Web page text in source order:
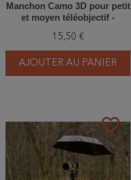
Manchon Camo 3D pour petit
et moyen téléobjectif -
15,50 €
AJOUTER AU PANIER
favorite_border